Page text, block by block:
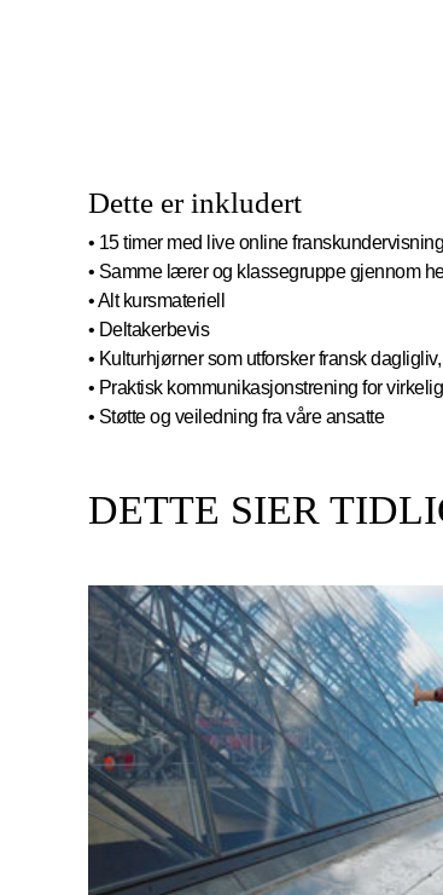
Dette er inkludert
• 15 timer med live online franskundervisning
• Samme lærer og klassegruppe gjennom
• Alt kursmateriell
• Deltakerbevis
• Kulturhjørner som utforsker fransk
• Praktisk kommunikasjonstrening for
• Støtte og veiledning fra våre ansatte
DETTE SIER